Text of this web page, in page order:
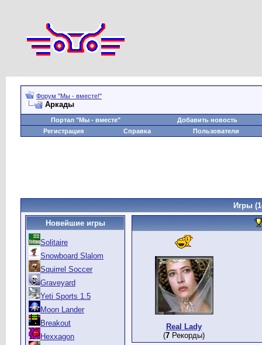
Форум "Мы - вместе!"
Аркады
Портал "Мы - вместе"
Добавить новость
Регистрация
Справка Пользователи
Игры
Новейшие игры
Solitaire
Snowboard Slalom
Squirrel Soccer
Graveyard
Yeti Sports 1.5
Moon Lander
Breakout
Hexxagon
Real Lady
(7 Рекорды)